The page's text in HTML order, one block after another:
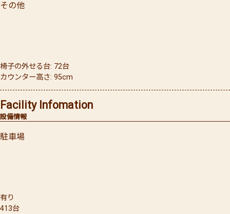
その他
椅子の外せる台: 72台
カウンター高さ: 95cm
設備情報
Facility Infomation
駐車場
有り
413台